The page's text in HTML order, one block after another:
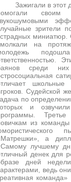
Зажигали в этот
зрители
на
среди
Судейской
по
и
из
а
лучшему
денек для
дней
ведь